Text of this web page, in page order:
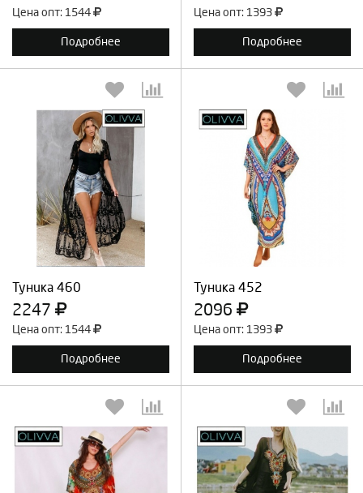
Цена опт: 1544
Подробнее
Цена опт: 1393
Подробнее
Туника 460
2247
Цена опт: 1544
Подробнее
Выберите количество:
Продолжить Отмена
Туника 452
2096
Цена опт: 1393
Подробнее
Выберите количество:
Продолжить